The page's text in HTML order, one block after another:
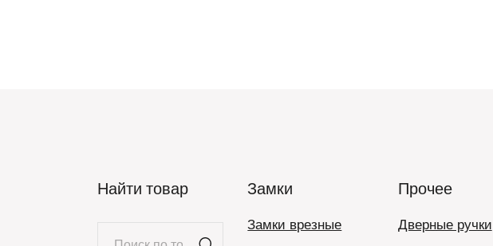
Найти товар Замки
Замки врезные
Прочее
Дверные ручки